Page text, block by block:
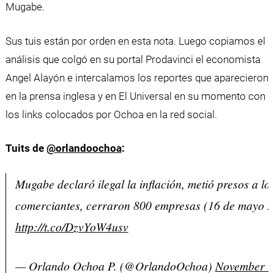
Mugabe.
Sus tuis están por orden en esta nota. Luego copiamos el
análisis que colgó en su portal Prodavinci el economista
Angel Alayón e intercalamos los reportes que aparecieron
en la prensa inglesa y en El Universal en su momento con
los links colocados por Ochoa en la red social.
Tuits de @orlandoochoa:
Mugabe declaró ilegal la inflación, metió presos a
comerciantes, cerraron 800 empresas (16 de mayo
http://t.co/DzvYoW4usv
— Orlando Ochoa P. (@OrlandoOchoa)November